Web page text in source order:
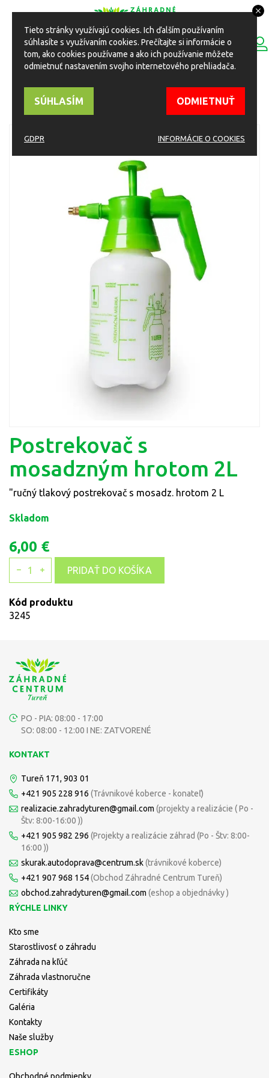
Toggle
navigation
ESHOP
Postrekovač s mosadzným hrotom 2L
Postrekovač s
mosadzným hrotom 2L
"ručný tlakový postrekovač s mosadz. hrotom 2 L
Skladom
6,00 €
1 PRIDAŤ DO KOŠÍKA
Kód produktu
3245
PO - PIA: 08:00 - 17:00
SO: 08:00 - 12:00 I NE: ZATVORENÉ
KONTAKT
Tureň 171, 903 01
+421 905 228 916 (Trávnikové koberce - konateľ)
realizacie.zahradyturen@gmail.com (projekty a realizácie ( Po -
Štv: 8:00-16:00 ))
+421 905 982 296 (Projekty a realizácie záhrad (Po - Štv: 8:00-
16:00 ))
skurak.autodoprava@centrum.sk(trávnikové koberce)
+421 907 968 154(Obchod Záhradné Centrum Tureň)
obchod.zahradyturen@gmail.com (eshop a objednávky )
RÝCHLE LINKY
Kto sme
Starostlivosť o záhradu
Záhrada na kľúč
Záhrada vlastnoručne
Certifikáty
Galéria
Kontakty
Naše služby
ESHOP
Obchodné podmienky
Tieto stránky využívajú cookies. Ich ďalším používaním
súhlasíte s využívaním cookies. Prečítajte si informácie o
tom, ako cookies používame a ako ich používanie môžete
odmietnuť nastavením svojho internetového prehliadača.
SÚHLASÍM ODMIETNUŤ
GDPR INFORMÁCIE O COOKIES